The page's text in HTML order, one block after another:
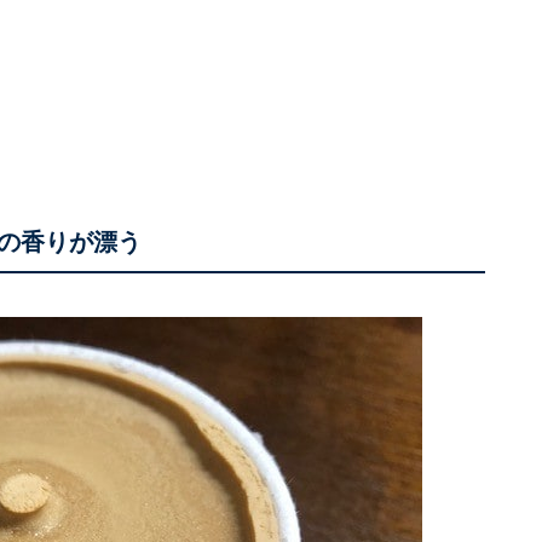
香りが漂う